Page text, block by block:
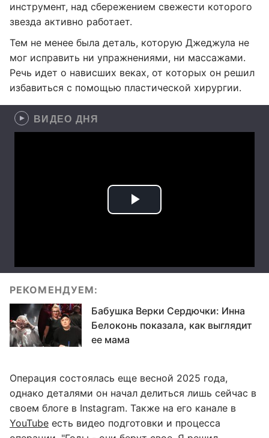
инструмент, над сбережением свежести которого
звезда активно работает.
Тем не менее была деталь, которую Джеджула не
мог исправить ни упражнениями, ни массажами.
Речь идет о нависших веках, от которых он решил
избавиться с помощью пластической хирургии.
ВИДЕО ДНЯ
РЕКОМЕНДУЕМ:
Бабушка Верки Сердючки: Инна
Белоконь показала, как выглядит
ее мама
Операция состоялась еще весной 2025 года,
однако деталями он начал делиться лишь сейчас в
своем блоге в Instagram. Также на его канале в
YouTube есть видео подготовки и процесса